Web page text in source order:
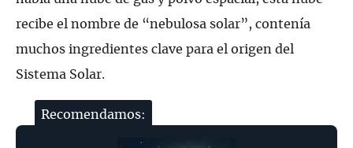
recibe el nombre de “nebulosa solar”, contenía
muchos ingredientes clave para el origen del
Sistema Solar.
Recomendamos: